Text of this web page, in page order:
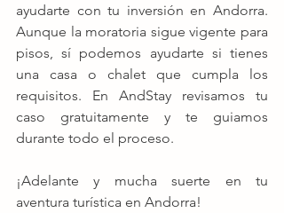
ayudarte con tu inversión en Andorra.
Aunque la moratoria sigue vigente para
pisos, sí podemos ayudarte si tienes
una casa o chalet que cumpla los
requisitos. En AndStay revisamos tu
caso gratuitamente y te guiamos
durante todo el proceso.
¡Adelante y mucha suerte en tu
aventura turística en Andorra!